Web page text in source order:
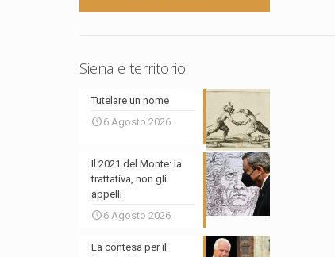
Siena e territorio:
Tutelare un nome
6 Agosto 2026
Il 2021 del Monte: la
trattativa, non gli
appelli
6 Agosto 2026
La contesa per il